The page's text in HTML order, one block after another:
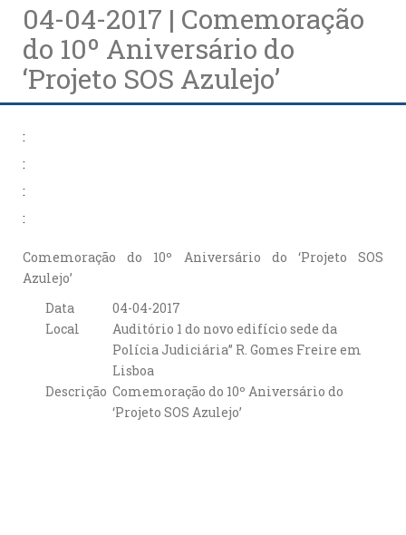
04-04-2017 | Comemoração
do 10º Aniversário do
‘Projeto SOS Azulejo’
:
:
:
:
Comemoração do 10º Aniversário do ‘Projeto SOS
Azulejo’
Data
04-04-2017
Local
Auditório 1 do novo edifício sede da
Polícia Judiciária” R. Gomes Freire em
Lisboa
Descrição Comemoração do 10º Aniversário do
‘Projeto SOS Azulejo’